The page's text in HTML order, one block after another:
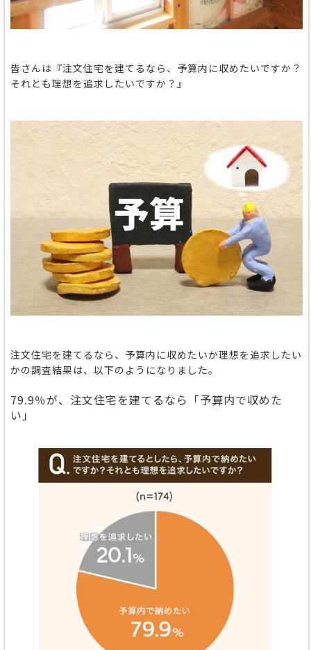
皆さんは『注文住宅を建てるなら、予算内に収めたいですか？
それとも理想を追求したいですか？』
注文住宅を建てるなら、予算内に収めたいか理想を追求したい
かの調査結果は、以下のようになりました。
79.9％が、注文住宅を建てるなら「予算内で収めた
い」